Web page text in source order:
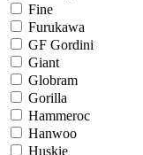
Fine
Furukawa
GF Gordini
Giant
Globram
Gorilla
Hammeroc
Hanwoo
Huskie